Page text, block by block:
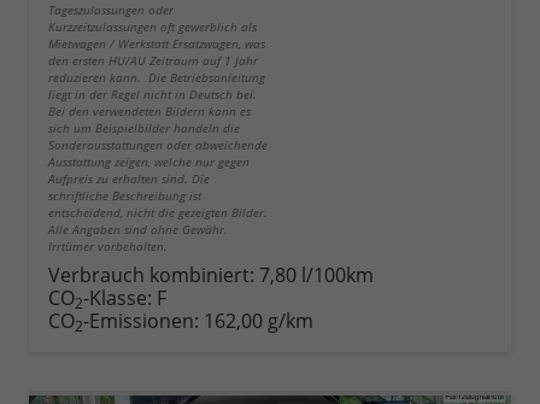
Tageszulassungen oder
Kurzzeitzulassungen oft gewerblich als
Mietwagen / Werkstatt Ersatzwagen, was
den ersten HU/AU Zeitraum auf 1 Jahr
reduzieren kann. Die Betriebsanleitung
liegt in der Regel nicht in Deutsch bei.
Bei den verwendeten Bildern kann es
sich um Beispielbilder handeln die
Sonderausstattungen oder abweichende
Ausstattung zeigen, welche nur gegen
Aufpreis zu erhalten sind. Die
schriftliche Beschreibung ist
entscheidend, nicht die gezeigten Bilder.
Alle Angaben sind ohne Gewähr.
Irrtümer vorbehalten.
Verbrauch kombiniert: 7,80 l/100km
CO2-Klasse: F
CO2-Emissionen: 162,00 g/km